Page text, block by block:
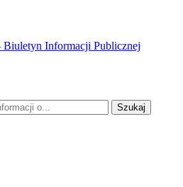
Biuletyn Informacji Publicznej
Szukaj